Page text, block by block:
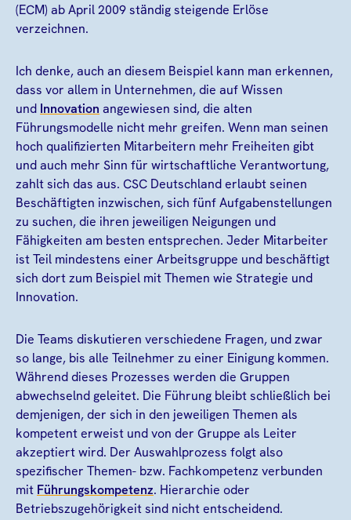
(ECM) ab April 2009 ständig steigende Erlöse
verzeichnen.
Ich denke, auch an diesem Beispiel kann man erkennen,
dass vor allem in Unternehmen, die auf Wissen
und Innovation angewiesen sind, die alten
Führungsmodelle nicht mehr greifen. Wenn man seinen
hoch qualifizierten Mitarbeitern mehr Freiheiten gibt
und auch mehr Sinn für wirtschaftliche Verantwortung,
zahlt sich das aus. CSC Deutschland erlaubt seinen
Beschäftigten inzwischen, sich fünf Aufgabenstellungen
zu suchen, die ihren jeweiligen Neigungen und
Fähigkeiten am besten entsprechen. Jeder Mitarbeiter
ist Teil mindestens einer Arbeitsgruppe und beschäftigt
sich dort zum Beispiel mit Themen wie Strategie und
Innovation.
Die Teams diskutieren verschiedene Fragen, und zwar
so lange, bis alle Teilnehmer zu einer Einigung kommen.
Während dieses Prozesses werden die Gruppen
abwechselnd geleitet. Die Führung bleibt schließlich bei
demjenigen, der sich in den jeweiligen Themen als
kompetent erweist und von der Gruppe als Leiter
akzeptiert wird. Der Auswahlprozess folgt also
spezifischer Themen- bzw. Fachkompetenz verbunden
mit Führungskompetenz. Hierarchie oder
Betriebszugehörigkeit sind nicht entscheidend.